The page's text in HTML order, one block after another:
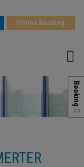
Online Booking
Booking